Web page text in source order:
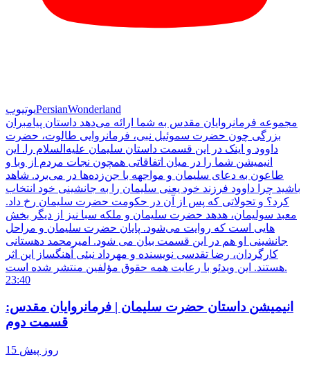
یوتیوبPersianWonderland
مجموعه فرمانروایان مقدس به شما ارائه می‌دهد داستان پیامبران
بزرگی چون حضرت سموئیل نبی، فرمانروایی طالوت، حضرت
داوود و اینک در این قسمت داستان سلیمان علیه‌السلام را. این
انیمیشن شما را در میان اتفاقاتی همچون نجات مردم از وبا و
طاعون به دعای سلیمان و مواجهه با جن‌زده‌ها در می‌برد. شاهد
باشید چرا داوود فرزند خود یعنی سلیمان را به جانشینی خود انتخاب
کرد؟ و تحولاتی که پس از آن در حکومت حضرت سلیمان رخ داد.
معبد سولیمان، هدهد حضرت سلیمان و ملکه سبا نیز از دیگر بخش
هایی است که روایت می‌شود. پایان حضرت سلیمان و مراحل
جانشینی او هم در این قسمت بیان می شود. امیرمحمد دهستانی
کارگردان، رضا تقدسی نویسنده و مهرداد نبئی آهنگساز این اثر
هستند. این ویدئو با رعایت همه حقوق مؤلفین منتشر شده است.
23:40
انیمیشن داستان حضرت سلیمان | فرمانروایان مقدس:
قسمت دوم
15 روز پیش